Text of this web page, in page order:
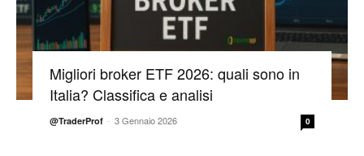
Migliori broker ETF 2026: quali sono in
Italia? Classifica e analisi
@TraderProf - 3 Gennaio 2026 0